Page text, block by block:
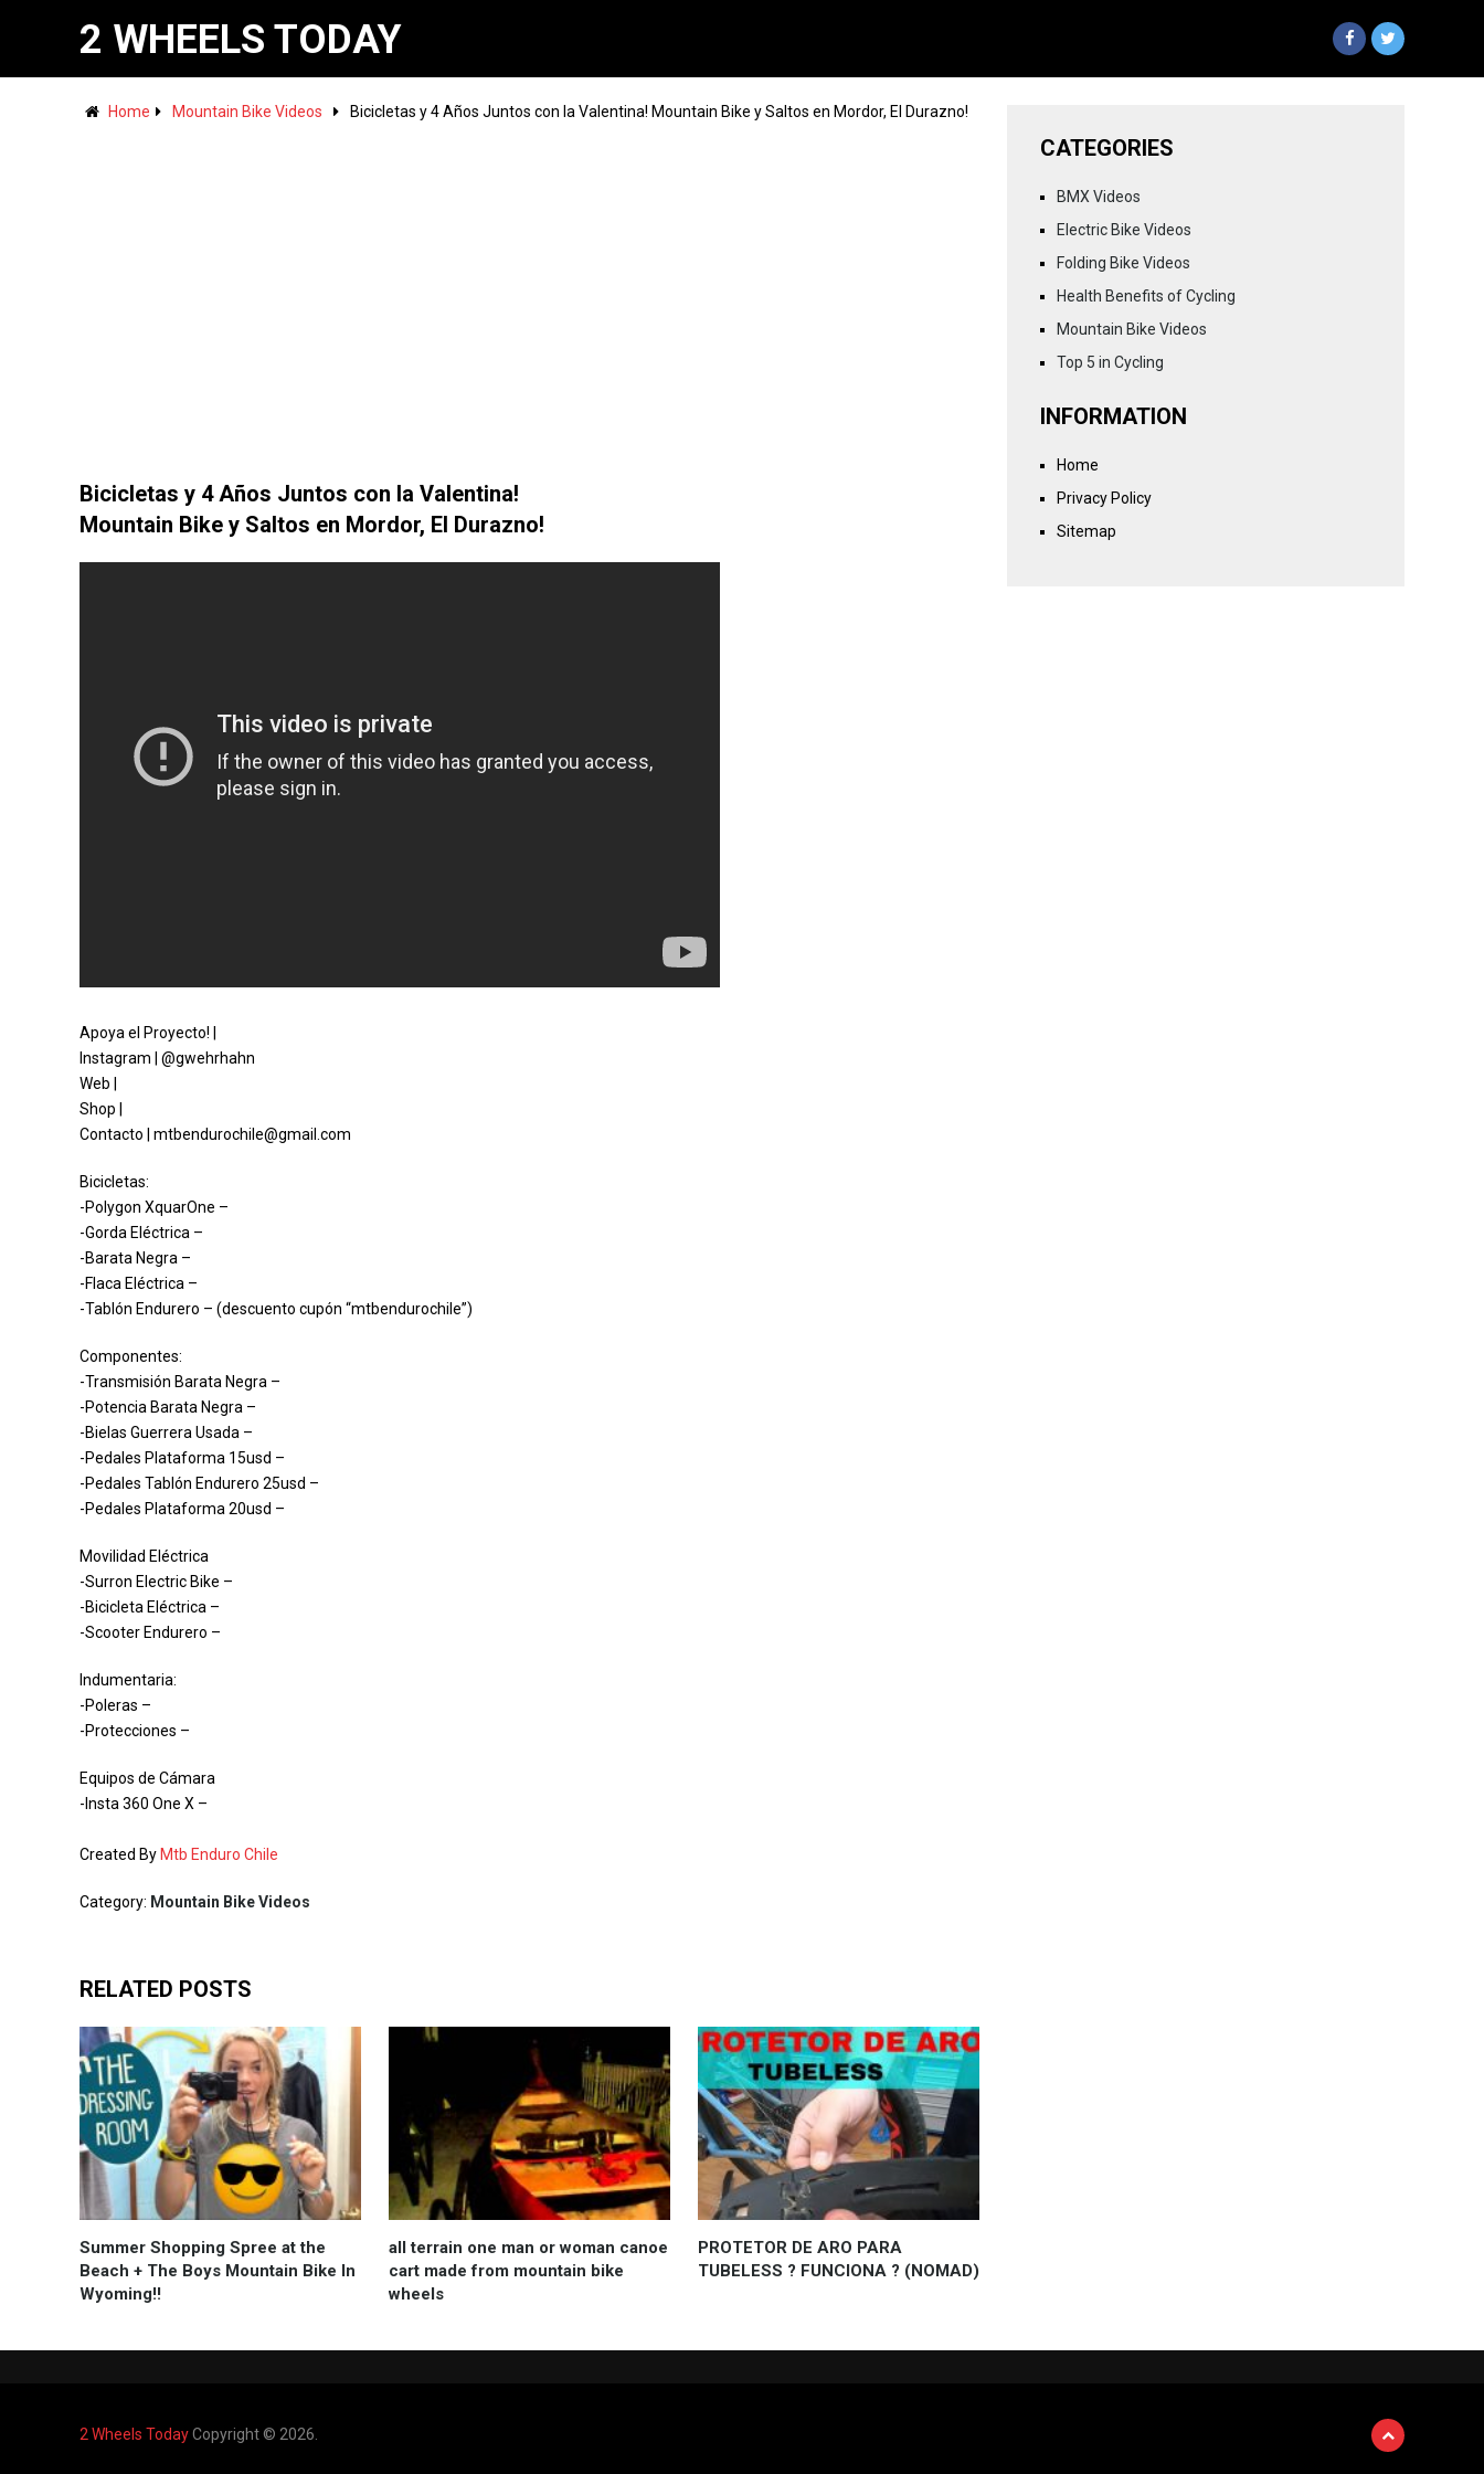
2 WHEELS TODAY
Home Mountain Bike Videos Bicicletas y 4 Años Juntos con la Valentina! Mountain Bike y Saltos en Mordor, El Durazno!
Bicicletas y 4 Años Juntos con la Valentina!
Mountain Bike y Saltos en Mordor, El Durazno!
Apoya el Proyecto! |
Instagram | @gwehrhahn
Web |
Shop |
Contacto | mtbendurochile@gmail.com
Bicicletas:
-Polygon XquarOne –
-Gorda Eléctrica –
-Barata Negra –
-Flaca Eléctrica –
-Tablón Endurero – (descuento cupón “mtbendurochile”)
Componentes:
-Transmisión Barata Negra –
-Potencia Barata Negra –
-Bielas Guerrera Usada –
-Pedales Plataforma 15usd –
-Pedales Tablón Endurero 25usd –
-Pedales Plataforma 20usd –
Movilidad Eléctrica
-Surron Electric Bike –
-Bicicleta Eléctrica –
-Scooter Endurero –
Indumentaria:
-Poleras –
-Protecciones –
Equipos de Cámara
-Insta 360 One X –
Created By Mtb Enduro Chile
Category: Mountain Bike Videos
RELATED POSTS
Summer Shopping Spree at the
Beach + The Boys Mountain Bike In
Wyoming!!
all terrain one man or woman canoe
cart made from mountain bike
wheels
PROTETOR DE ARO PARA
TUBELESS ? FUNCIONA ? (NOMAD)
CATEGORIES
BMX Videos
Electric Bike Videos
Folding Bike Videos
Health Benefits of Cycling
Mountain Bike Videos
Top 5 in Cycling
INFORMATION
Home
Privacy Policy
Sitemap
2 Wheels TodayCopyright © 2026.